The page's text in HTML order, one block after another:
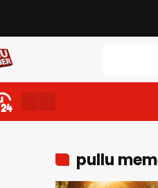
pullu